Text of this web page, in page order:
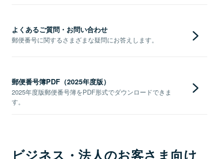
よくあるご質問・お問い合わせ
郵便番号に関するさまざまな疑問にお答えします。
郵便番号簿PDF（2025年度版）
2025年度版郵便番号簿をPDF形式でダウンロードできま
す。
ビジネス・法人のお客さま向け